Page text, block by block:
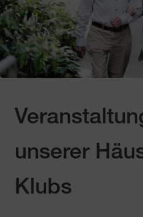
unserer
Klubs